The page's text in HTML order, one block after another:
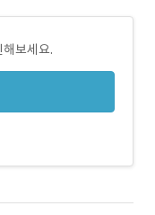
보세요.